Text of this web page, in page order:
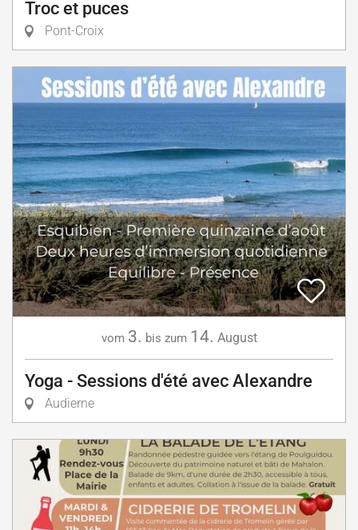
Troc et puces
Pont-Croix
vom 3. bis zum 14. August
Yoga - Sessions d'été avec Alexandre
Audierne